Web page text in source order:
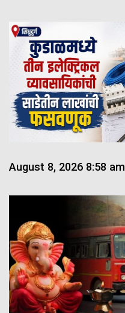
August 8, 2026 8:58 am